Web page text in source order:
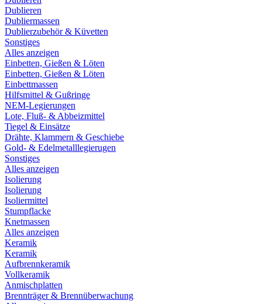
Dublieren
Dubliermassen
Dublierzubehör & Küvetten
Sonstiges
Alles anzeigen
Einbetten, Gießen & Löten
Einbetten, Gießen & Löten
Einbettmassen
Hilfsmittel & Gußringe
NEM-Legierungen
Lote, Fluß- & Abbeizmittel
Tiegel & Einsätze
Drähte, Klammern & Geschiebe
Gold- & Edelmetalllegierugen
Sonstiges
Alles anzeigen
Isolierung
Isolierung
Isoliermittel
Stumpflacke
Knetmassen
Alles anzeigen
Keramik
Keramik
Aufbrennkeramik
Vollkeramik
Anmischplatten
Brennträger & Brennüberwachung